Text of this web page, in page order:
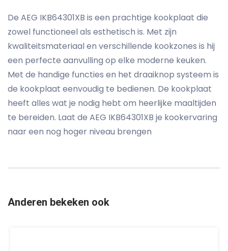
De AEG IKB64301XB is een prachtige kookplaat die
zowel functioneel als esthetisch is. Met zijn
kwaliteitsmateriaal en verschillende kookzones is hij
een perfecte aanvulling op elke moderne keuken.
Met de handige functies en het draaiknop systeem is
de kookplaat eenvoudig te bedienen. De kookplaat
heeft alles wat je nodig hebt om heerlijke maaltijden
te bereiden. Laat de AEG IKB64301XB je kookervaring
naar een nog hoger niveau brengen
Anderen bekeken ook